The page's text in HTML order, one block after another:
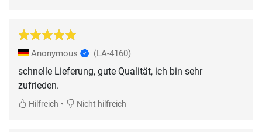
Anonymous (LA-4160)
schnelle Lieferung, gute Qualität, ich bin sehr
zufrieden.
Hilfreich • Nicht hilfreich